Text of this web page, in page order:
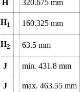
H 320.675 mm
H1 160.325 mm
H2 63.5 mm
J min. 431.8 mm
J max. 463.55 mm